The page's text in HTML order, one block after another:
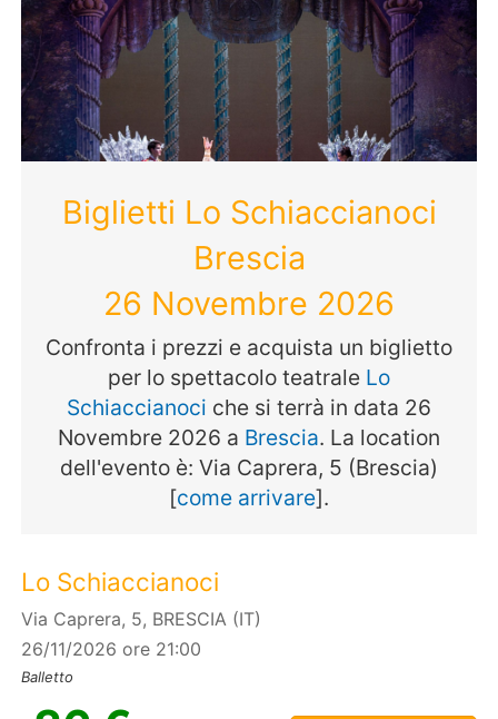
Biglietti Lo Schiaccianoci
Brescia
26 Novembre 2026
Confronta i prezzi e acquista un biglietto
per lo spettacolo teatrale Lo
Schiaccianoci che si terrà in data 26
Novembre 2026 a Brescia. La location
dell'evento è: Via Caprera, 5 (Brescia)
[come arrivare].
Lo Schiaccianoci
Via Caprera, 5, BRESCIA (IT)
26/11/2026 ore 21:00
Balletto